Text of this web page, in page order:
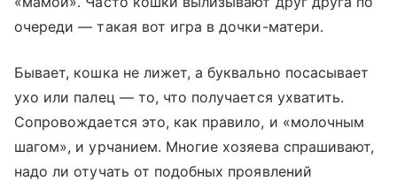
очереди — такая вот игра в дочки-матери.
Бывает, кошка не лижет, а буквально посасывает
ухо или палец — то, что получается ухватить.
Сопровождается это, как правило, и «молочным
шагом», и урчанием. Многие хозяева спрашивают,
надо ли отучать от подобных проявлений